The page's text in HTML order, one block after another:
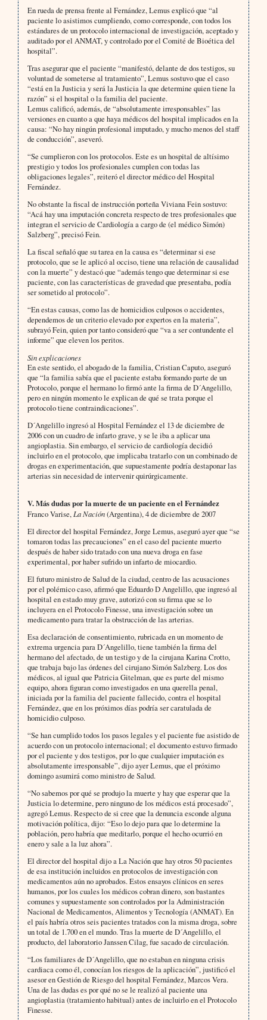
En rueda de prensa frente al Fernández, Lemus explicó que “al
paciente lo asistimos cumpliendo, como corresponde, con todos los
estándares de un protocolo internacional de investigación, aceptado y
auditado por el ANMAT, y controlado por el Comité de Bioética del
hospital”.
Tras asegurar que el paciente “manifestó, delante de dos testigos, su
voluntad de someterse al tratamiento”, Lemus sostuvo que el caso
“está en la Justicia y será la Justicia la que determine quien tiene la
razón” si el hospital o la familia del paciente.
Lemus calificó, además, de “absolutamente irresponsables” las
versiones en cuanto a que haya médicos del hospital implicados en la
causa: “No hay ningún profesional imputado, y mucho menos del staff
de conducción”, aseveró.
“Se cumplieron con los protocolos. Este es un hospital de altísimo
prestigio y todos los profesionales cumplen con todas las
obligaciones legales”, reiteró el director médico del Hospital
Fernández.
No obstante la fiscal de instrucción porteña Viviana Fein sostuvo:
“Acá hay una imputación concreta respecto de tres profesionales que
integran el servicio de Cardiología a cargo de (el médico Simón)
Salzberg”, precisó Fein.
La fiscal señaló que su tarea en la causa es “determinar si ese
protocolo, que se le aplicó al occiso, tiene una relación de causalidad
con la muerte” y destacó que “además tengo que determinar si ese
paciente, con las características de gravedad que presentaba, podía
ser sometido al protocolo”.
“En estas causas, como las de homicidios culposos o accidentes,
dependemos de un criterio elevado por expertos en la materia”,
subrayó Fein, quien por tanto consideró que “va a ser contundente el
informe” que eleven los peritos.
Sin explicaciones
En este sentido, el abogado de la familia, Cristian Caputo, aseguró
que “la familia sabía que el paciente estaba formando parte de un
Protocolo, porque el hermano lo firmó ante la firma de D´Angelillo,
pero en ningún momento le explican de qué se trata porque el
protocolo tiene contraindicaciones”.
D´Angelillo ingresó al Hospital Fernández el 13 de diciembre de
2006 con un cuadro de infarto grave, y se le iba a aplicar una
angioplastia. Sin embargo, el servicio de cardiología decidió
incluirlo en el protocolo, que implicaba tratarlo con un combinado de
drogas en experimentación, que supuestamente podría destaponar las
arterias sin necesidad de intervenir quirúrgicamente.
V. Más dudas por la muerte de un paciente en el Fernández
Franco Varise, La Nación(Argentina), 4 de diciembre de 2007
El director del hospital Fernández, Jorge Lemus, aseguró ayer que “se
tomaron todas las precauciones” en el caso del paciente muerto
después de haber sido tratado con una nueva droga en fase
experimental, por haber sufrido un infarto de miocardio.
El futuro ministro de Salud de la ciudad, centro de las acusaciones
por el polémico caso, afirmó que Eduardo D Angelillo, que ingresó al
hospital en estado muy grave, autorizó con su firma que se lo
incluyera en el Protocolo Finesse, una investigación sobre un
medicamento para tratar la obstrucción de las arterias.
Esa declaración de consentimiento, rubricada en un momento de
extrema urgencia para D´Angelillo, tiene también la firma del
hermano del afectado, de un testigo y de la cirujana Karina Crotto,
que trabaja bajo las órdenes del cirujano Simón Salzberg. Los dos
médicos, al igual que Patricia Gitelman, que es parte del mismo
equipo, ahora figuran como investigados en una querella penal,
iniciada por la familia del paciente fallecido, contra el hospital
Fernández, que en los próximos días podría ser caratulada de
homicidio culposo.
“Se han cumplido todos los pasos legales y el paciente fue asistido de
acuerdo con un protocolo internacional; el documento estuvo firmado
por el paciente y dos testigos, por lo que cualquier imputación es
absolutamente irresponsable”, dijo ayer Lemus, que el próximo
domingo asumirá como ministro de Salud.
“No sabemos por qué se produjo la muerte y hay que esperar que la
Justicia lo determine, pero ninguno de los médicos está procesado”,
agregó Lemus. Respecto de si cree que la denuncia esconde alguna
motivación política, dijo: “Eso lo dejo para que lo determine la
población, pero habría que meditarlo, porque el hecho ocurrió en
enero y sale a la luz ahora”.
El director del hospital dijo a La Nación que hay otros 50 pacientes
de esa institución incluidos en protocolos de investigación con
medicamentos aún no aprobados. Estos ensayos clínicos en seres
humanos, por los cuales los médicos cobran dinero, son bastantes
comunes y supuestamente son controlados por la Administración
Nacional de Medicamentos, Alimentos y Tecnología (ANMAT). En
el país habría otros seis pacientes tratados con la misma droga, sobre
un total de 1.700 en el mundo. Tras la muerte de D´Angelillo, el
producto, del laboratorio Janssen Cilag, fue sacado de circulación.
“Los familiares de D´Angelillo, que no estaban en ninguna crisis
cardiaca como él, conocían los riesgos de la aplicación”, justificó el
asesor en Gestión de Riesgo del hospital Fernández, Marcos Vera.
Una de las dudas es por qué no se le realizó al paciente una
angioplastia (tratamiento habitual) antes de incluirlo en el Protocolo
Finesse.